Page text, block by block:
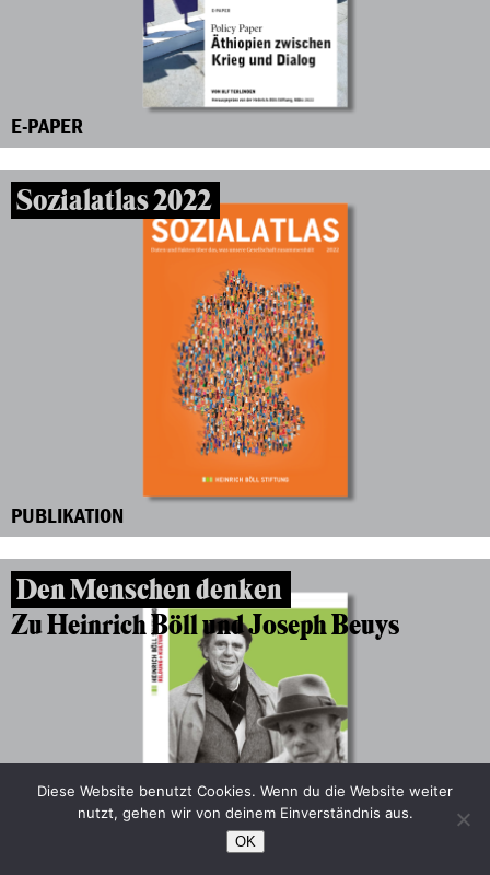
E-PAPER
Sozialatlas 2022
PUBLIKATION
Den Menschen denken
Zu Heinrich Böll und Joseph Beuys
Diese Website benutzt Cookies. Wenn du die Website weiter
nutzt, gehen wir von deinem Einverständnis aus.
OK